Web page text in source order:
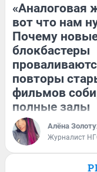
«Аналоговая
вот что нам
Почему
блокбастеры
повторы
фильмов
полные залы
Алёна
Журналист